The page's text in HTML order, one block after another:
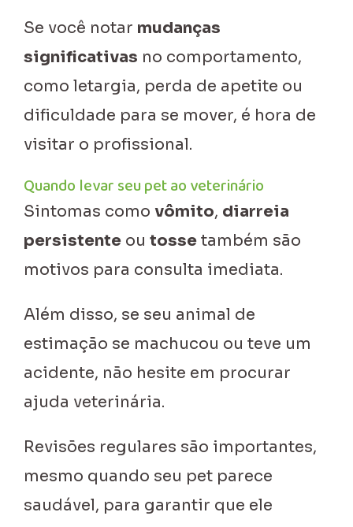
Se você notar mudanças
significativas no comportamento,
como letargia, perda de apetite ou
dificuldade para se mover, é hora de
visitar o profissional.
Quando levar seu pet ao veterinário
Sintomas como vômito, diarreia
persistente ou tosse também são
motivos para consulta imediata.
Além disso, se seu animal de
estimação se machucou ou teve um
acidente, não hesite em procurar
ajuda veterinária.
Revisões regulares são importantes,
mesmo quando seu pet parece
saudável, para garantir que ele